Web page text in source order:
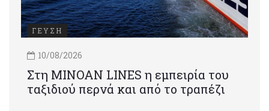
ΓΕΥΣΗ
10/08/2026
Στη MINOAN LINES η εμπειρία του
ταξιδιού περνά και από το τραπέζι